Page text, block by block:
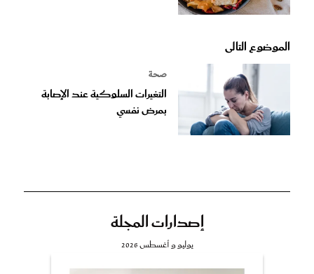
الموضوع التالى
صحة
التغيرات السلوكية عند الإصابة
بمرض نفسي
إصدارات المجلة
يوليو و أغسطس 2026